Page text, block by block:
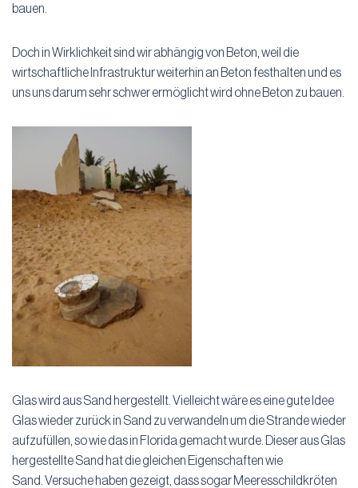
bauen.
Doch in Wirklichkeit sind wir abhängig von Beton, weil die
wirtschaftliche Infrastruktur weiterhin an Beton festhalten und es
uns uns darum sehr schwer ermöglicht wird ohne Beton zu bauen.
Glas wird aus Sand hergestellt. Vielleicht wäre es eine gute Idee
Glas wieder zurück in Sand zu verwandeln um die Strande wieder
aufzufüllen, so wie das in Florida gemacht wurde. Dieser aus Glas
hergestellte Sand hat die gleichen Eigenschaften wie
Sand. Versuche haben gezeigt, dass sogar Meeresschildkröten